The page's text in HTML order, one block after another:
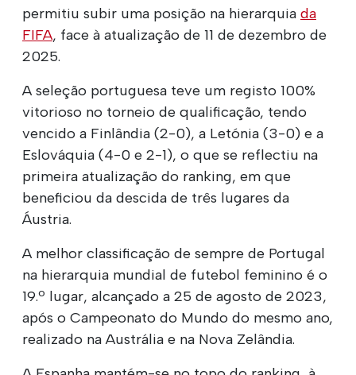
permitiu subir uma posição na hierarquia da
FIFA, face à atualização de 11 de dezembro de
2025.
A seleção portuguesa teve um registo 100%
vitorioso no torneio de qualificação, tendo
vencido a Finlândia (2-0), a Letónia (3-0) e a
Eslováquia (4-0 e 2-1), o que se reflectiu na
primeira atualização do ranking, em que
beneficiou da descida de três lugares da
Áustria.
A melhor classificação de sempre de Portugal
na hierarquia mundial de futebol feminino é o
19.º lugar, alcançado a 25 de agosto de 2023,
após o Campeonato do Mundo do mesmo ano,
realizado na Austrália e na Nova Zelândia.